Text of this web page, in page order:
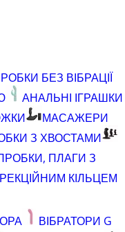
БЕЗ ВІБРАЦІЇ
АНАЛЬНІ ІГРАШКИ
МАСАЖЕРИ
З ХВОСТАМИ
ПЛАГИ З
КІЛЬЦЕМ
ВІБРАТОРИ G